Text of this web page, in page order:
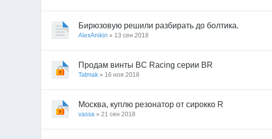
Бирюзовую решили разбирать до болтика.
AlexAnikin » 13 сен 2018
Продам винты BC Racing серии BR
Tatmak » 16 ноя 2018
Москва, куплю резонатор от сирокко R
vassa » 21 сен 2018